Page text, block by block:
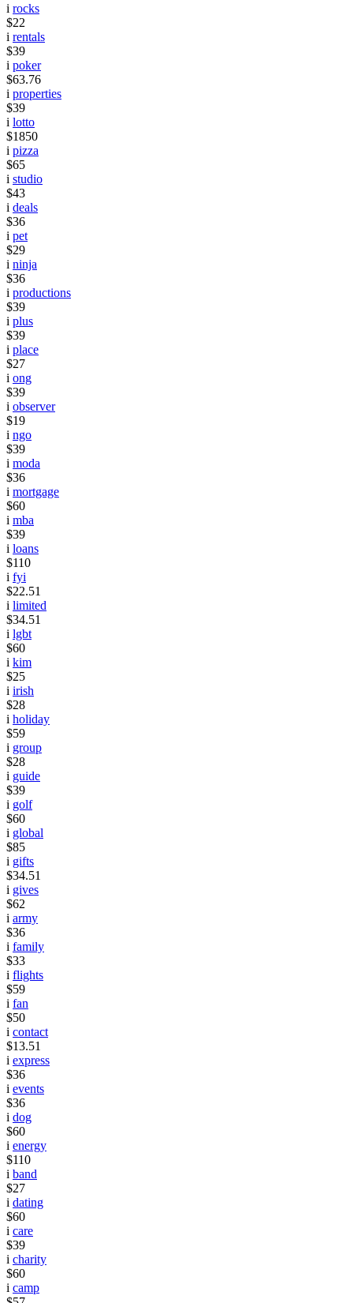
i rocks
$22
i rentals
$39
i poker
$63.76
i properties
$39
i lotto
$1850
i pizza
$65
i studio
$43
i deals
$36
i pet
$29
i ninja
$36
i productions
$39
i plus
$39
i place
$27
i ong
$39
i observer
$19
i ngo
$39
i moda
$36
i mortgage
$60
i mba
$39
i loans
$110
i fyi
$22.51
i limited
$34.51
i lgbt
$60
i kim
$25
i irish
$28
i holiday
$59
i group
$28
i guide
$39
i golf
$60
i global
$85
i gifts
$34.51
i gives
$62
i army
$36
i family
$33
i flights
$59
i fan
$50
i contact
$13.51
i express
$36
i events
$36
i dog
$60
i energy
$110
i band
$27
i dating
$60
i care
$39
i charity
$60
i camp